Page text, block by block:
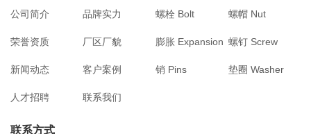
公司简介 品牌实力
荣誉资质 厂区厂貌
新闻动态 客户案例
人才招聘 联系我们
螺栓 Bolt 螺帽 Nut
膨胀 Expansion 螺钉 Screw
销 Pins 垫圈 Washer
联系方式